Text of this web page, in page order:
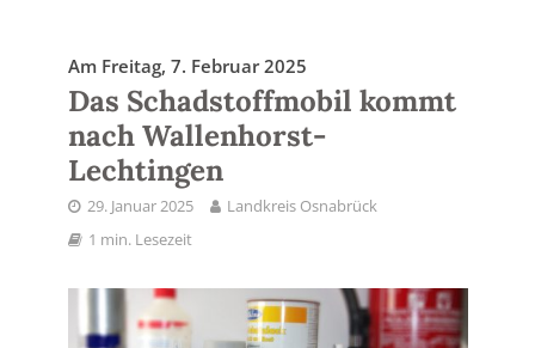
Am Freitag, 7. Februar 2025
Das Schadstoffmobil kommt
nach Wallenhorst-
Lechtingen
29. Januar 2025
Landkreis Osnabrück
1 min. Lesezeit